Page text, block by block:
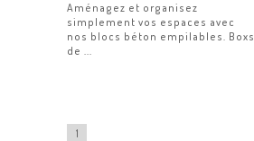
Aménagez et organisez
simplement vos espaces avec
nos blocs béton empilables. Boxs
de ...
1